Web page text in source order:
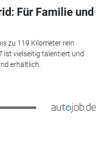
Für Familie und
zu 119 Kilometer rein
ist vielseitig talentiert und
erhältlich.